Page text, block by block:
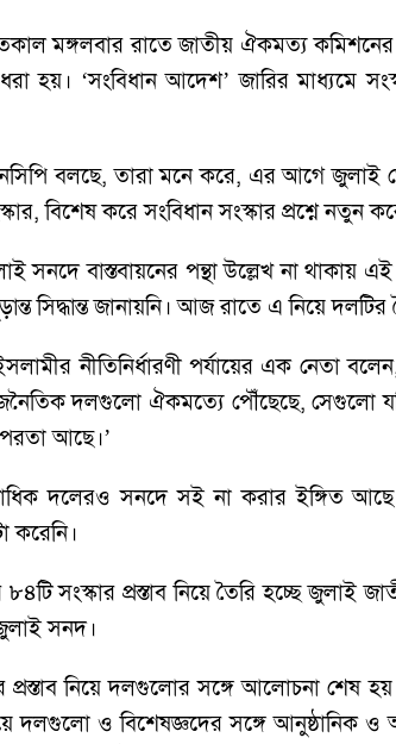
মঙ্গলবার রাতে জাতীয় ঐকমত্য
হয়। ‘সংবিধান আদেশ’ জারির মাধ্যমে
এনসিপি বলছে, তারা মনে করে, এর আগে
বিশেষ করে সংবিধান সংস্কার প্রশ্নে
সনদে বাস্তবায়নের পন্থা উল্লেখ না
সিদ্ধান্ত জানায়নি। আজ রাতে এ নিয়ে
নীতিনির্ধারণী পর্যায়ের এক নেতা
দলগুলো ঐকমত্যে পৌঁছেছে, সেগুলো
আছে।’
দলেরও সনদে সই না করার ইঙ্গিত
করেনি।
৮৪টি সংস্কার প্রস্তাব নিয়ে তৈরি হচ্ছে
সনদ।
নিয়ে দলগুলোর সঙ্গে আলোচনা শেষ
দলগুলো ও বিশেষজ্ঞদের সঙ্গে